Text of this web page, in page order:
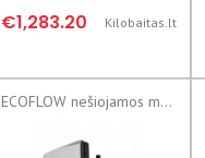
Segway | Portable
AA.13.04.02.0007
€1,283.20 Kilobaitas.lt
ECOFLOW nešiojamos maitinimo stotys